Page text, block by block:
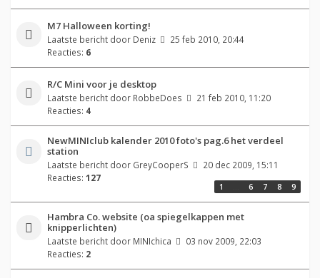
M7 Halloween korting!
Laatste bericht door Deniz
25 feb 2010, 20:44
Reacties: 6
R/C Mini voor je desktop
Laatste bericht door RobbeDoes
21 feb 2010, 11:20
Reacties: 4
NewMINIclub kalender 2010 foto's pag.6 het verdeel
station
Laatste bericht door GreyCooperS
20 dec 2009, 15:11
Reacties: 127
1 6 7 8 9
Hambra Co. website (oa spiegelkappen met
knipperlichten)
Laatste bericht door MINIchica
03 nov 2009, 22:03
Reacties: 2